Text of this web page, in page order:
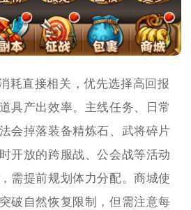
耗直接相关，优先选择高回报
具产出效率。主线任务、日常
会掉落装备精炼石、武将碎片
开放的跨服战、公会战等活动
需提前规划体力分配。商城使
破自然恢复限制，但需注意每